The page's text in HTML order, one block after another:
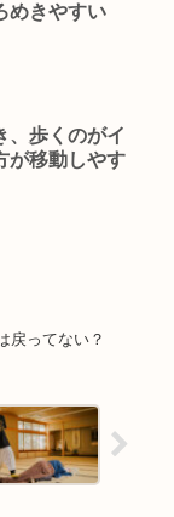
めきやすい
、歩くのがイ
が移動しやす
戻ってない？